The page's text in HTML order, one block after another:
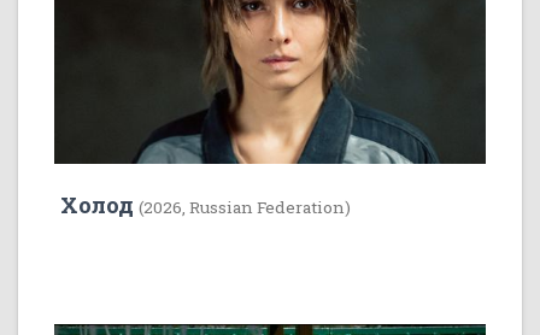
Холод (2026, Russian Federation)